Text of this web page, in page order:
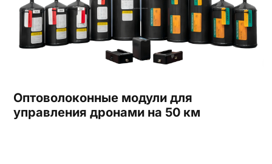
Оптоволоконные модули для
управления дронами на 50 км